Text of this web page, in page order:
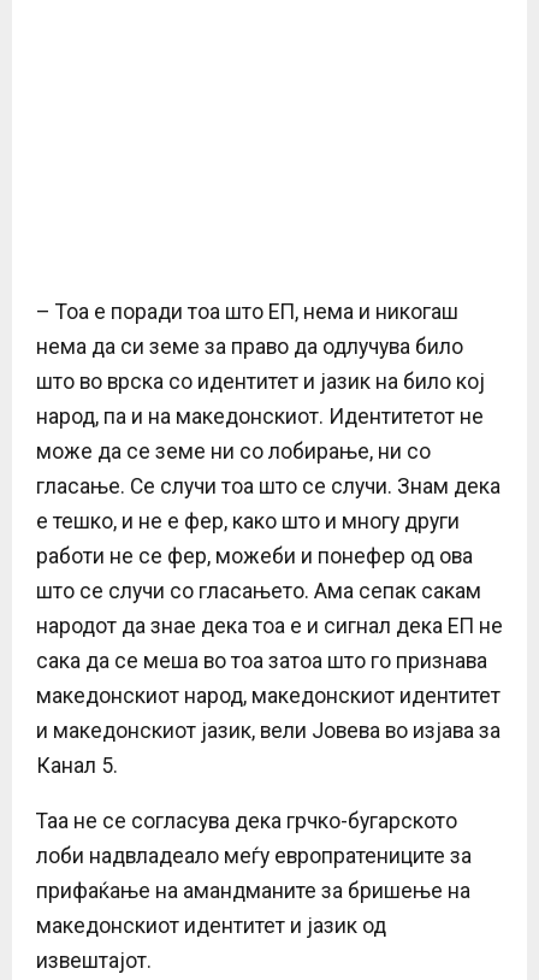
– Тоа е поради тоа што ЕП, нема и никогаш
нема да си земе за право да одлучува било
што во врска со идентитет и јазик на било кој
народ, па и на македонскиот. Идентитетот не
може да се земе ни со лобирање, ни со
гласање. Се случи тоа што се случи. Знам дека
е тешко, и не е фер, како што и многу други
работи не се фер, можеби и понефер од ова
што се случи со гласањето. Ама сепак сакам
народот да знае дека тоа е и сигнал дека ЕП не
сака да се меша во тоа затоа што го признава
македонскиот народ, македонскиот идентитет
и македонскиот јазик, вели Јовева во изјава за
Канал 5.
Таа не се согласува дека грчко-бугарското
лоби надвладеало меѓу европратениците за
прифаќање на амандманите за бришење на
македонскиот идентитет и јазик од
извештајот.